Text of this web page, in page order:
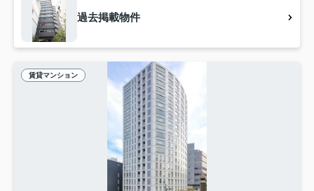
過去掲載物件
賃貸マンション